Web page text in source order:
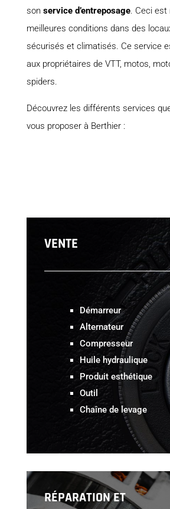
son service d’entreposage. Ceci est
meilleures conditions dans des
sécurisés et climatisés. Ce service
aux propriétaires de VTT, motos,
spiders.
Découvrez les différents services
vous proposer à Berthier :
VENTE
Démarreur
Alternateur
Compresseur
Huile hydraulique
Produit esthétique
Outil
Chaîne de levage
RÉPARATION ET